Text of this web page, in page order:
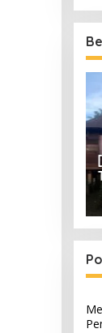
[FOTO]
Tamiang